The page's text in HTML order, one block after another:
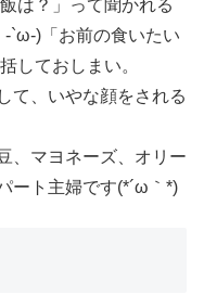
は？」って聞かれる
-`ω-)「お前の食いたい
しておしまい。
て、いやな顔をされる
、マヨネーズ、オリー
ート主婦です(*´ω｀*)